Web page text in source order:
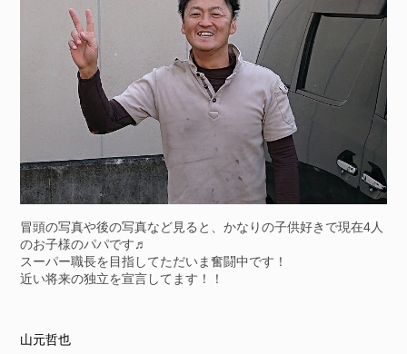
冒頭の写真や後の写真など見ると、かなりの子供好きで現在4人
のお子様のパパです♬
スーパー職長を目指してただいま奮闘中です！
近い将来の独立を宣言してます！！
山元哲也